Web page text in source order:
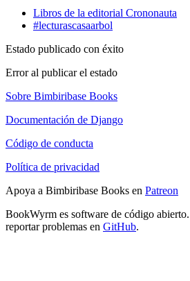
Libros de la editorial Crononauta
#lecturascasaarbol
Estado publicado con éxito
Error al publicar el estado
Sobre Bimbiribase Books
Documentación de Django
Código de conducta
Política de privacidad
Apoya a Bimbiribase Books en Patreon
BookWyrm es software de código
reportar problemas en GitHub.